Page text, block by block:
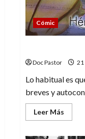
Cómic
Doc Pastor 21
Lo habitual es
breves y
Leer Más
más